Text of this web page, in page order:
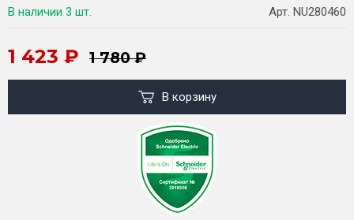
В наличии 3 шт. Арт. NU280460
1 423 ₽ 1 780₽
В корзину